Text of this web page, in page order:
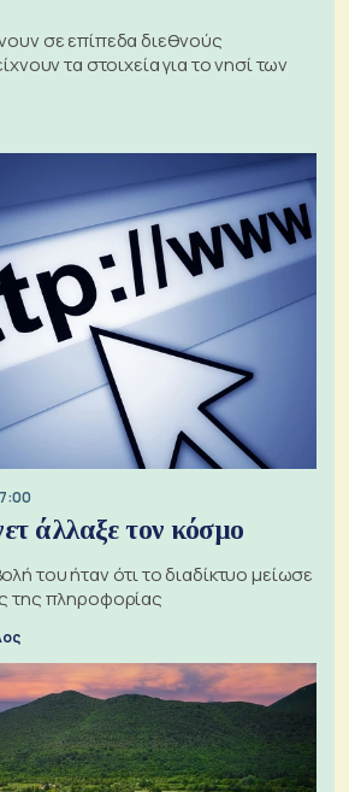
σε επίπεδα διεθνούς
τα στοιχεία για το νησί των
άλλαξε τον κόσμο
του ήταν ότι το διαδίκτυο μείωσε
της πληροφορίας